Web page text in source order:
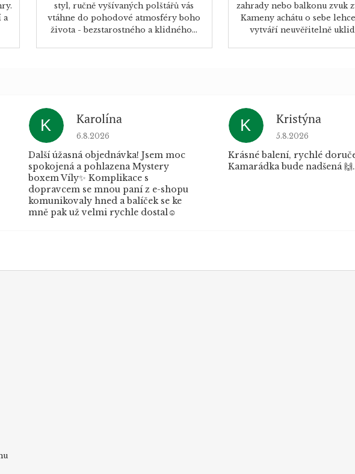
a
styl, ručně vyšívaných polštářů vás
vtáhne do pohodové atmosféry boho
života - bezstarostného a klidného...
zahrady nebo balkonu zvuk
Kameny achátu o sebe
vytváří neuvěřitelně
hvězdiček.
K Karolína
Hodnocení obchodu je 5 z 5 hvězdiček.
6.8.2026
Další úžasná objednávka! Jsem moc
spokojená a pohlazena Mystery
boxem Víly✨ Komplikace s
dopravcem se mnou paní z e-shopu
komunikovaly hned a balíček se ke
mně pak už velmi rychle dostal☺️
K Kristýna
Hodnocení
5.8.2026
Krásné balení, rychlé
Kamarádka bude nadšená 🙌.